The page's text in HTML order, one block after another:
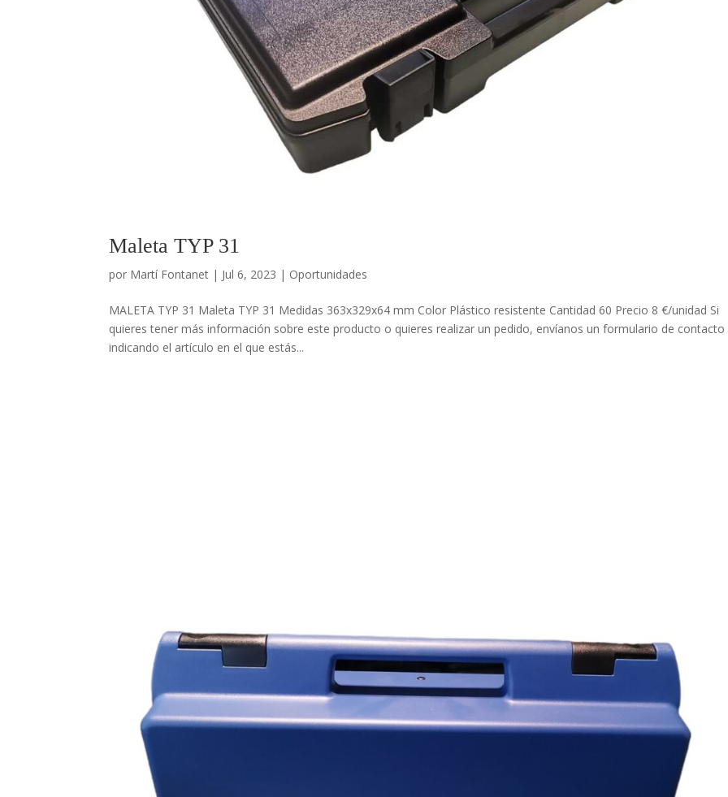
Maleta TYP 31
por Martí Fontanet | Jul 6, 2023 | Oportunidades
MALETA TYP 31 Maleta TYP 31 Medidas 363x329x64 mm Color Plástico resistente Cantidad 60 Precio 8 €/unidad Si
quieres tener más información sobre este producto o quieres realizar un pedido, envíanos un formulario de contacto
indicando el artículo en el que estás...